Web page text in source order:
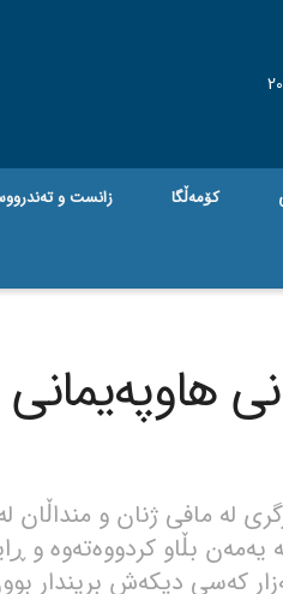
کۆمەڵگا زانست و
لە مافی ژنان و منداڵان
بڵاو کردووەتەوە و